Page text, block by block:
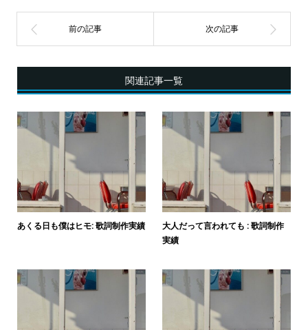
関連記事一覧
あくる日も僕はヒモ: 歌詞制作実績
大人だって言われても : 歌詞制作
実績